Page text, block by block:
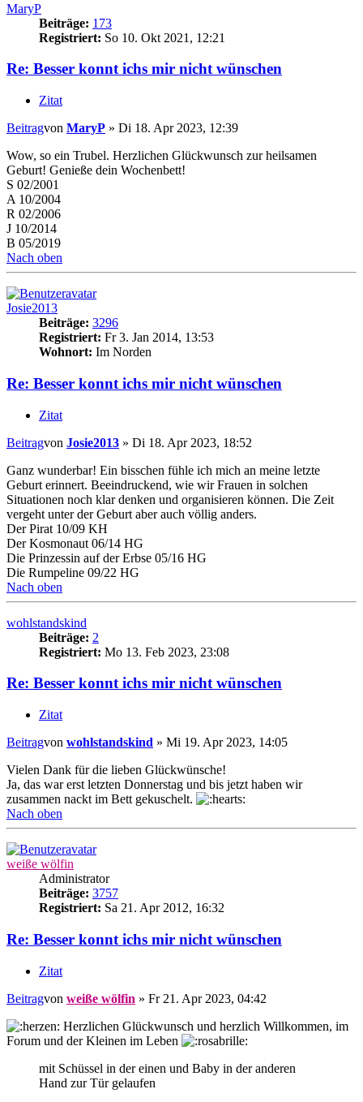
MaryP
Beiträge: 173
Registriert: So 10. Okt 2021, 12:21
Re: Besser konnt ichs mir nicht wünschen
Zitat
Beitragvon MaryP » Di 18. Apr 2023, 12:39
Wow, so ein Trubel. Herzlichen Glückwunsch zur heilsamen
Geburt! Genieße dein Wochenbett!
S 02/2001
A 10/2004
R 02/2006
J 10/2014
B 05/2019
Nach oben
Josie2013
Beiträge: 3296
Registriert: Fr 3. Jan 2014, 13:53
Wohnort: Im Norden
Re: Besser konnt ichs mir nicht wünschen
Zitat
Beitragvon Josie2013 » Di 18. Apr 2023, 18:52
Ganz wunderbar! Ein bisschen fühle ich mich an meine letzte
Geburt erinnert. Beeindruckend, wie wir Frauen in solchen
Situationen noch klar denken und organisieren können. Die Zeit
vergeht unter der Geburt aber auch völlig anders.
Der Pirat 10/09 KH
Der Kosmonaut 06/14 HG
Die Prinzessin auf der Erbse 05/16 HG
Die Rumpeline 09/22 HG
Nach oben
wohlstandskind
Beiträge: 2
Registriert: Mo 13. Feb 2023, 23:08
Re: Besser konnt ichs mir nicht wünschen
Zitat
Beitragvon wohlstandskind » Mi 19. Apr 2023, 14:05
Vielen Dank für die lieben Glückwünsche!
Ja, das war erst letzten Donnerstag und bis jetzt haben wir
zusammen nackt im Bett gekuschelt.
Nach oben
weiße wölfin
Administrator
Beiträge: 3757
Registriert: Sa 21. Apr 2012, 16:32
Re: Besser konnt ichs mir nicht wünschen
Zitat
Beitragvon weiße wölfin » Fr 21. Apr 2023, 04:42
Herzlichen Glückwunsch und herzlich Willkommen, im
Forum und der Kleinen im Leben
mit Schüssel in der einen und Baby in der anderen
Hand zur Tür gelaufen